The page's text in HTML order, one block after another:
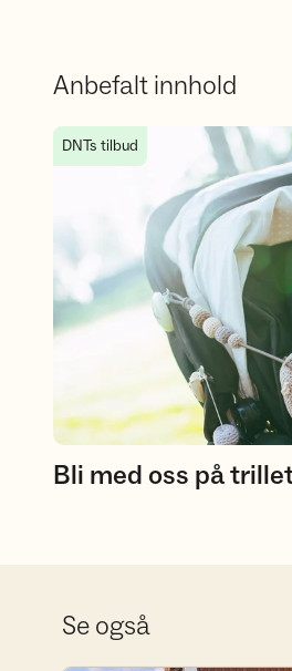
Anbefalt innhold
Bli med oss på trilleturer i DNT
DNTs tilbud
Bli med oss på
Se også